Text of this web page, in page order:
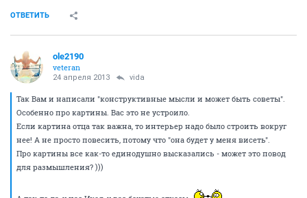
ОТВЕТИТЬ
ole2190
veteran
24 апреля 2013 vida
Так Вам и написали "конструктивные мысли и может быть советы".
Особенно про картины. Вас это не устроило.
Если картина отца так важна, то интерьер надо было строить вокруг
нее! А не просто повесить, потому что "она будет у меня висеть".
Про картины все как-то единодушно высказались - может это повод
для размышления? )))